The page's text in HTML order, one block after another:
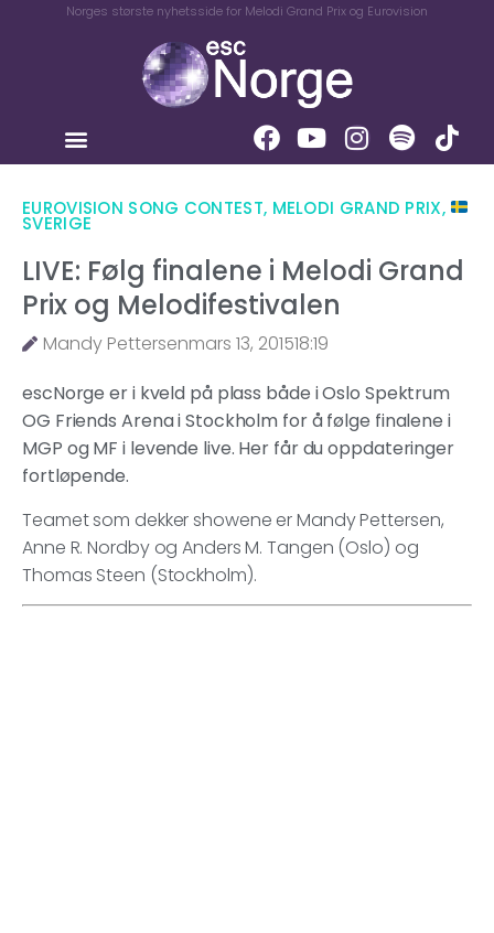
Norges største nyhetsside for Melodi Grand Prix og Eurovision
EUROVISION SONG CONTEST, MELODI GRAND PRIX,
SVERIGE
LIVE: Følg finalene i Melodi Grand
Prix og Melodifestivalen
Mandy Pettersenmars 13, 201518:19
escNorge er i kveld på plass både i Oslo Spektrum
OG Friends Arena i Stockholm for å følge finalene i
MGP og MF i levende live. Her får du oppdateringer
fortløpende.
Teamet som dekker showene er Mandy Pettersen,
Anne R. Nordby og Anders M. Tangen (Oslo) og
Thomas Steen (Stockholm).